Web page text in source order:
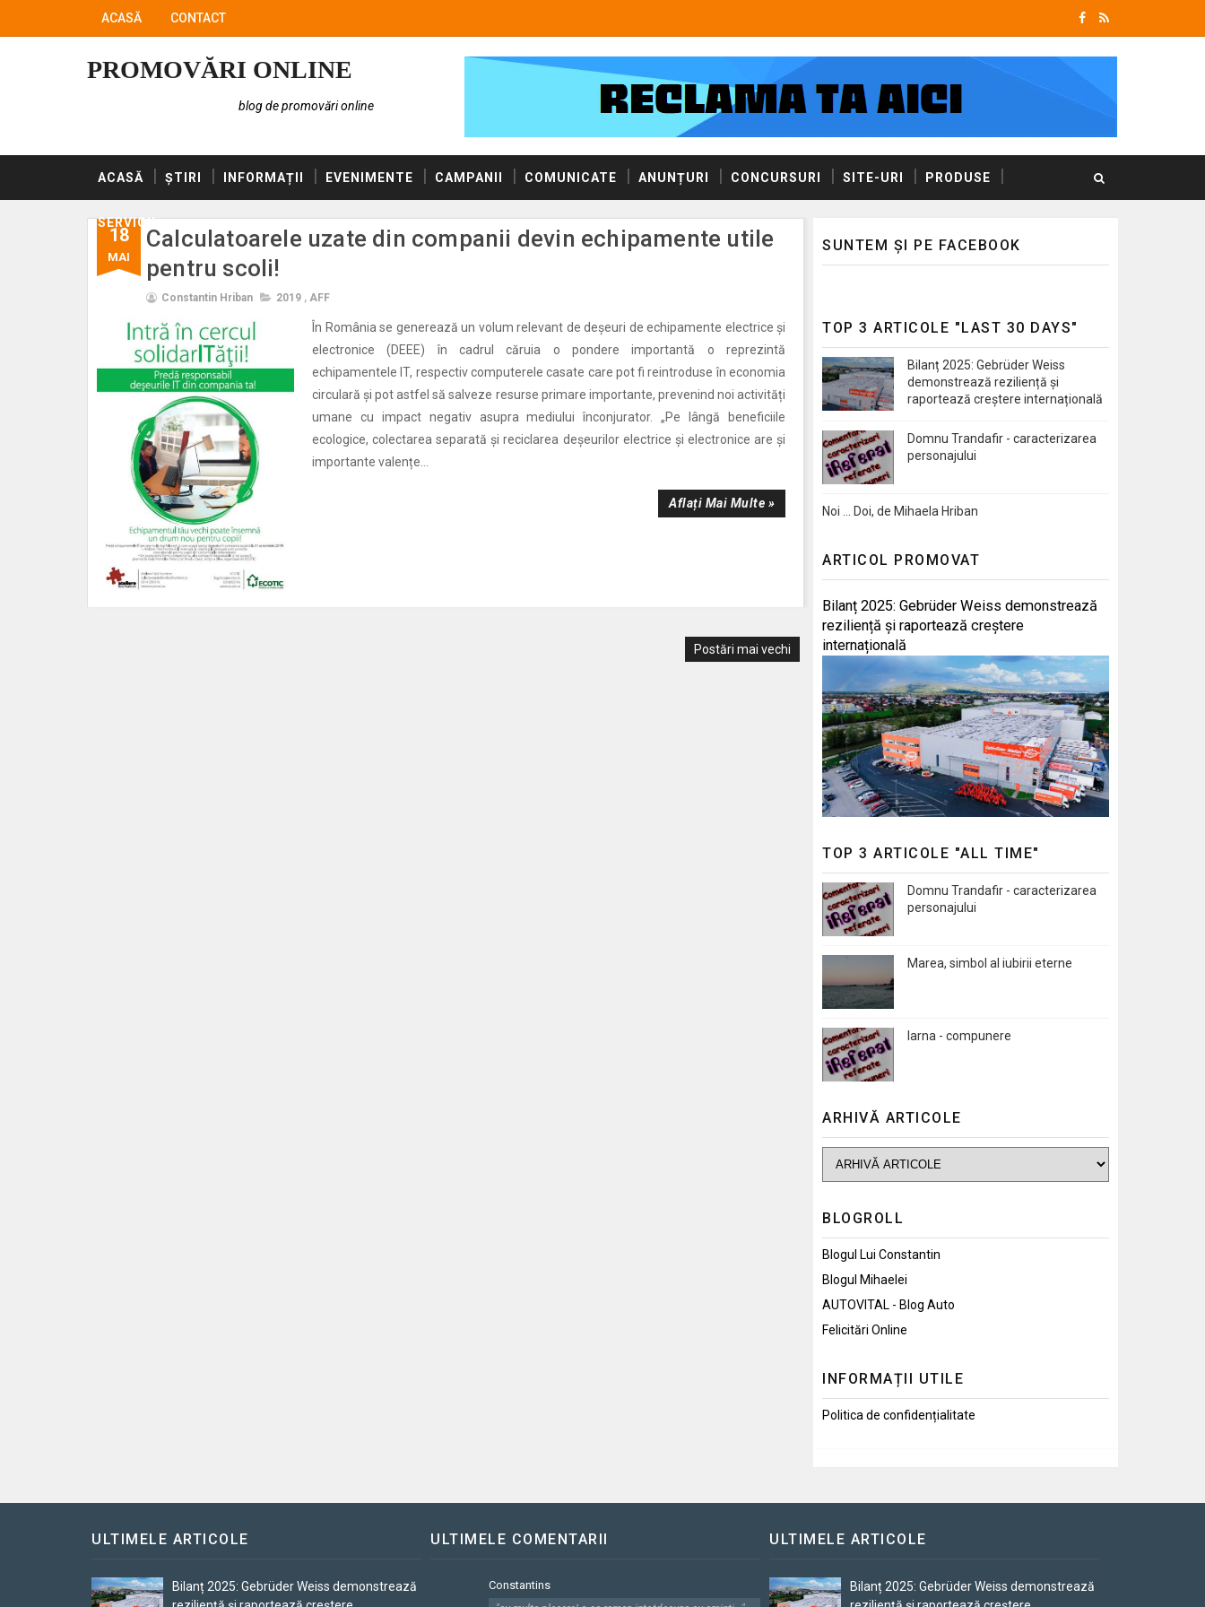
ACASĂ CONTACT
PROMOVĂRI ONLINE
blog de promovări online
ACASĂ ȘTIRI INFORMAȚII EVENIMENTE CAMPANII COMUNICATE ANUNȚURI CONCURSURI SITE-URI PRODUSE
SERVICII
18
MAI
Calculatoarele uzate din companii devin echipamente utile
pentru scoli!
Constantin Hriban 2019 , AFF
În România se generează un volum relevant de deșeuri de echipamente electrice și
electronice (DEEE) în cadrul căruia o pondere importantă o reprezintă
echipamentele IT, respectiv computerele casate care pot fi reintroduse în economia
circulară și pot astfel să salveze resurse primare importante, prevenind noi activități
umane cu impact negativ asupra mediului înconjurator. „Pe lângă beneficiile
ecologice, colectarea separată și reciclarea deșeurilor electrice și electronice are și
importante valențe...
Aflați Mai Multe »
Postări mai vechi
SUNTEM ȘI PE FACEBOOK
TOP 3 ARTICOLE "LAST 30 DAYS"
Bilanț 2025: Gebrüder Weiss
demonstrează reziliență și
raportează creștere internațională
Domnu Trandafir - caracterizarea
personajului
Noi … Doi, de Mihaela Hriban
ARTICOL PROMOVAT
Bilanț 2025: Gebrüder Weiss demonstrează
reziliență și raportează creștere
internațională
TOP 3 ARTICOLE "ALL TIME"
Domnu Trandafir - caracterizarea
personajului
Marea, simbol al iubirii eterne
Iarna - compunere
ARHIVĂ ARTICOLE
BLOGROLL
Blogul Lui Constantin
Blogul Mihaelei
AUTOVITAL - Blog Auto
Felicitări Online
INFORMAȚII UTILE
Politica de confidențialitate
ULTIMELE ARTICOLE
Bilanț 2025: Gebrüder Weiss demonstrează
ULTIMELE COMENTARII
Constantins
ULTIMELE ARTICOLE
Bilanț 2025: Gebrüder Weiss demonstrează